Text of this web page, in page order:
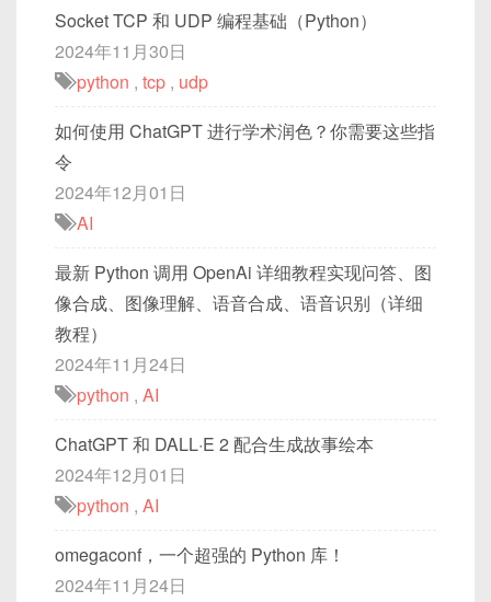
Socket TCP 和 UDP 编程基础（Python）
2024年11月30日
python , tcp , udp
如何使用 ChatGPT 进行学术润色？你需要这些指
令
2024年12月01日
AI
最新 Python 调用 OpenAi 详细教程实现问答、图
像合成、图像理解、语音合成、语音识别（详细
教程）
2024年11月24日
python , AI
ChatGPT 和 DALL·E 2 配合生成故事绘本
2024年12月01日
python , AI
omegaconf，一个超强的 Python 库！
2024年11月24日